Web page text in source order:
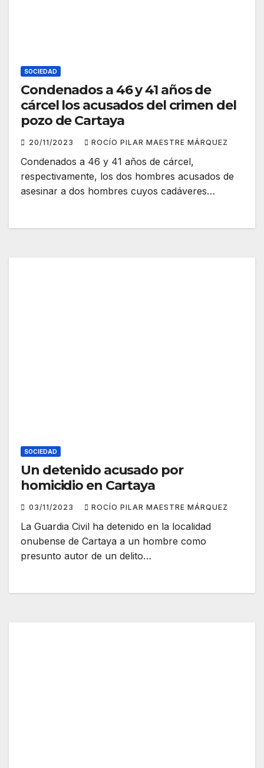
SOCIEDAD
Condenados a 46 y 41 años de
cárcel los acusados del crimen del
pozo de Cartaya
20/11/2023 ROCÍO PILAR MAESTRE MÁRQUEZ
Condenados a 46 y 41 años de cárcel,
respectivamente, los dos hombres acusados de
asesinar a dos hombres cuyos cadáveres…
SOCIEDAD
Un detenido acusado por
homicidio en Cartaya
03/11/2023 ROCÍO PILAR MAESTRE MÁRQUEZ
La Guardia Civil ha detenido en la localidad
onubense de Cartaya a un hombre como
presunto autor de un delito…